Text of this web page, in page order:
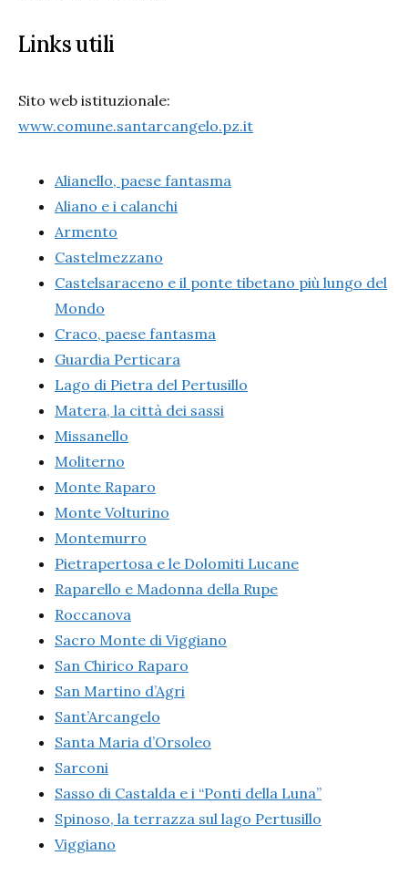
Links utili
Sito web istituzionale:
www.comune.santarcangelo.pz.it
Alianello, paese fantasma
Aliano e i calanchi
Armento
Castelmezzano
Castelsaraceno e il ponte tibetano più lungo del
Mondo
Craco, paese fantasma
Guardia Perticara
Lago di Pietra del Pertusillo
Matera, la città dei sassi
Missanello
Moliterno
Monte Raparo
Monte Volturino
Montemurro
Pietrapertosa e le Dolomiti Lucane
Raparello e Madonna della Rupe
Roccanova
Sacro Monte di Viggiano
San Chirico Raparo
San Martino d’Agri
Sant’Arcangelo
Santa Maria d’Orsoleo
Sarconi
Sasso di Castalda e i “Ponti della Luna”
Spinoso, la terrazza sul lago Pertusillo
Viggiano